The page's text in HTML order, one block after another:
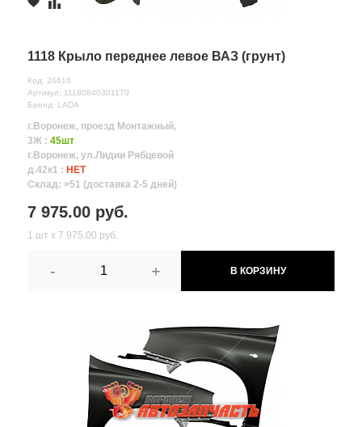
1118 Крыло переднее левое ВАЗ (грунт)
Код: 26616
Артикул: 11180840301170
Бренд: LADA
г.Воронеж, проезд Монтажный,
3Ж : 45шт
г.Воронеж, ул.Лидии Рябцевой
д.42к1 : НЕТ
Склад: >51 (доставка 2-5 дней)
7 975.00 руб.
1 шт х 7 975.00 руб.
- + В КОРЗИНУ